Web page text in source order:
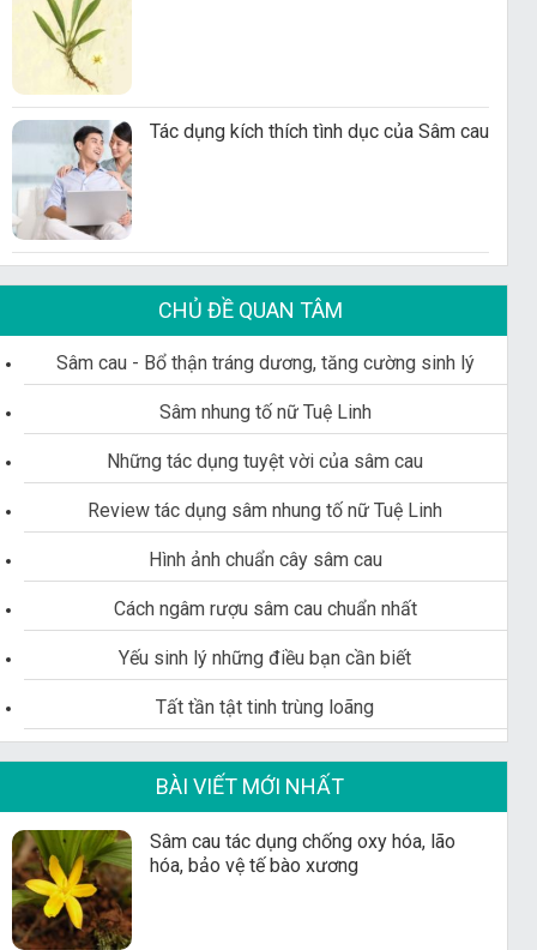
Tác dụng kích thích tình dục của Sâm cau
CHỦ ĐỀ QUAN TÂM
Sâm cau - Bổ thận tráng dương, tăng cường sinh lý
Sâm nhung tố nữ Tuệ Linh
Những tác dụng tuyệt vời của sâm cau
Review tác dụng sâm nhung tố nữ Tuệ Linh
Hình ảnh chuẩn cây sâm cau
Cách ngâm rượu sâm cau chuẩn nhất
Yếu sinh lý những điều bạn cần biết
Tất tần tật tinh trùng loãng
BÀI VIẾT MỚI NHẤT
Sâm cau tác dụng chống oxy hóa, lão
hóa, bảo vệ tế bào xương